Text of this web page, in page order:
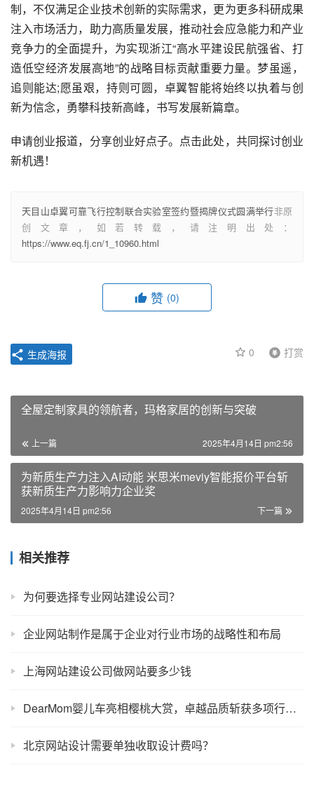
制，不仅满足企业技术创新的实际需求，更为更多科研成果
注入市场活力，助力高质量发展，推动社会应急能力和产业
竞争力的全面提升，为实现浙江“高水平建设民航强省、打
造低空经济发展高地”的战略目标贡献重要力量。梦虽遥，
追则能达;愿虽艰，持则可圆，卓翼智能将始终以执着与创
新为信念，勇攀科技新高峰，书写发展新篇章。
申请创业报道，分享创业好点子。点击此处，共同探讨创业
新机遇！
天目山卓翼可靠飞行控制联合实验室签约暨揭牌仪式圆满举行非原
创文章，如若转载，请注明出处：
https://www.eq.fj.cn/1_10960.html
赞 (0)
0 打赏
生成海报
全屋定制家具的领航者，玛格家居的创新与突破
上一篇 2025年4月14日 pm2:56
为新质生产力注入AI动能 米思米meviy智能报价平台斩
获新质生产力影响力企业奖
下一篇
2025年4月14日 pm2:56
相关推荐
为何要选择专业网站建设公司？
企业网站制作是属于企业对行业市场的战略性和布局
上海网站建设公司做网站要多少钱
DearMom婴儿车亮相樱桃大赏，卓越品质斩获多项行业大奖
北京网站设计需要单独收取设计费吗？